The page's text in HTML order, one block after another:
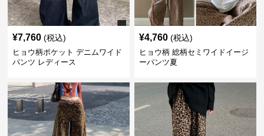
¥7,760 (税込)
ヒョウ柄ポケット デニムワイド
パンツ レディース
¥4,760 (税込)
ヒョウ柄 総柄セミワイドイージ
ーパンツ夏